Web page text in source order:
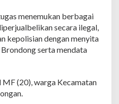
menemukan berbagai
secara ilegal,
kepolisian dengan menyita
serta mendata
(20), warga Kecamatan